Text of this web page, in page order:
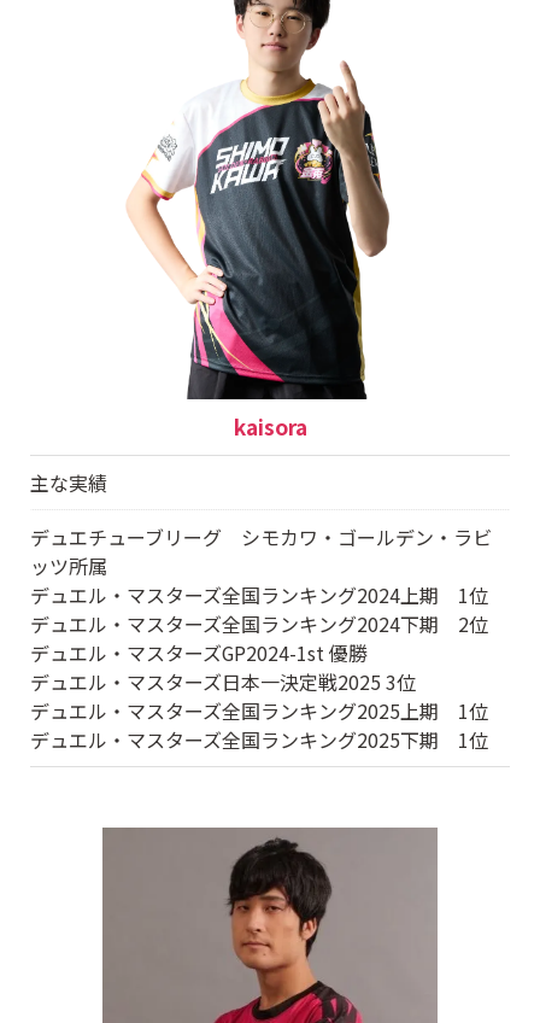
kaisora
主な実績
デュエチューブリーグ シモカワ・ゴールデン・ラビ
ッツ所属
デュエル・マスターズ全国ランキング2024上期 1位
デュエル・マスターズ全国ランキング2024下期 2位
デュエル・マスターズGP2024-1st 優勝
デュエル・マスターズ日本一決定戦2025 3位
デュエル・マスターズ全国ランキング2025上期 1位
デュエル・マスターズ全国ランキング2025下期 1位